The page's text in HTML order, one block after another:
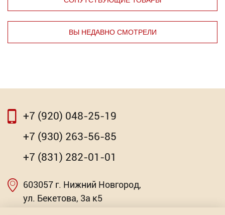
⇦
RAL 9005
от 2.79
⇨
ВЫ НЕДАВНО СМОТРЕЛИ
⇦
Насадка для МФИ ЗУБР DIAMOND керамика,
мрамор, стекло
+7 (920) 048-25-19
+7 (930) 263-56-85
+7 (831) 282-01-01
603057 г. Нижний Новгород,
ул. Бекетова, 3а к5